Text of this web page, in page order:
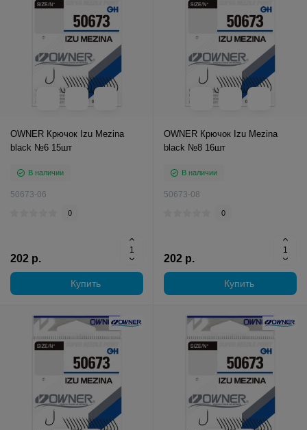
OWNER Крючок Izu Mezina
black №6 15шт
В наличии
50673-06
0
202 р.
Купить
OWNER Крючок Izu Mezina
black №8 16шт
В наличии
50673-08
0
202 р.
Купить